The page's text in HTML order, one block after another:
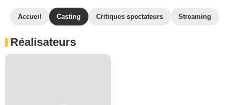
Accueil Casting Critiques spectateurs Streaming
Réalisateurs